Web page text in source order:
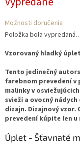
cena:
Možnosti doručenia
Položka bola
Vzorovaný hladký
Tento jedinečný
farebnom prevedení v
malinky v
svieži a ovocný
dizajn. Dizajnový
prevedení kúpite len u
Úplet - Šťavnaté